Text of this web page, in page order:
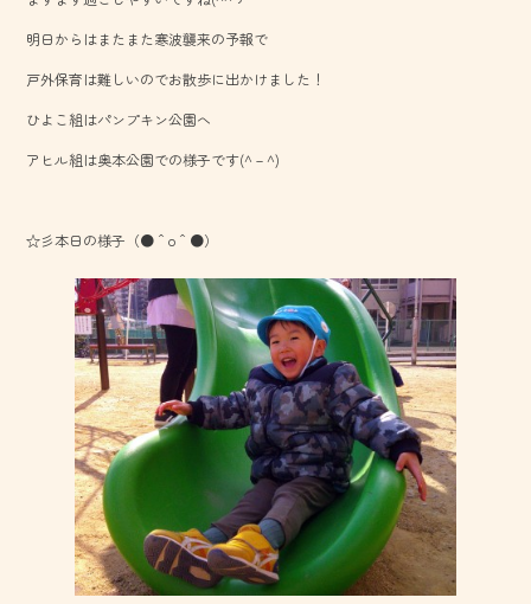
b
o
ok
明日からはまたまた寒波襲来の予報で
戸外保育は難しいのでお散歩に出かけました！
ひよこ組はパンプキン公園へ
アヒル組は奥本公園での様子です(^－^)
☆彡本日の様子（●＾o＾●）